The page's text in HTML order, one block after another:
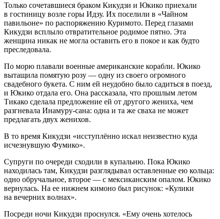
Только сочетавшиеся браком Кикудзи и Юкико приехали
в гостиницу возле горы Идзу. Их поселили в «Чайном
павильоне» по распоряжению Куримото. Перед глазами
Кикудзи всплыло отвратительное родимое пятно. Эта
женщина никак не могла оставить его в покое и как будто
преследовала.
По морю плавали военные американские корабли. Юкико
вытащила помятую розу — одну из своего огромного
свадебного букета. С ним ей неудобно было садиться в поезд,
и Юкико отдала его. Она рассказала, что прошлым летом
Тикако сделала предложение ей от другого жениха, чем
разгневала Инамуру-сана: одна и та же сваха не может
предлагать двух женихов.
В то время Кикудзи «исступлённо искал неизвестно куда
исчезнувшую Фумико».
Супруги по очереди сходили в купальню. Пока Юкико
находилась там, Кикудзи разглядывал оставленные ею кольца:
одно обручальное, второе — с мексиканским опалом. Юкико
вернулась. На ее нижнем кимоно был рисунок: «Кулики
на вечерних волнах».
Посреди ночи Кикудзи проснулся. «Ему очень хотелось